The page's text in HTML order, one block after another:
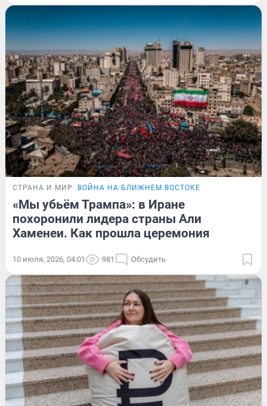
СТРАНА И МИР ВОЙНА НА БЛИЖНЕМ ВОСТОКЕ
«Мы убьём Трампа»: в Иране
похоронили лидера страны Али
Хаменеи. Как прошла церемония
10 июля, 2026, 04:01 981 Обсудить